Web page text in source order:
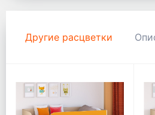
Другие расцветки